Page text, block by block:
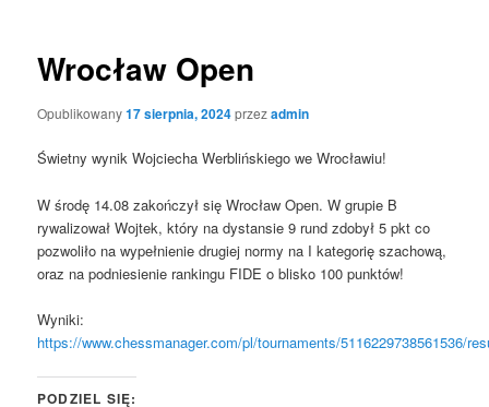
Wrocław Open
Opublikowany17 sierpnia, 2024przezadmin
Świetny wynik Wojciecha Werblińskiego we Wrocławiu!
W środę 14.08 zakończył się Wrocław Open. W grupie B
rywalizował Wojtek, który na dystansie 9 rund zdobył 5 pkt co
pozwoliło na wypełnienie drugiej normy na I kategorię szachową,
oraz na podniesienie rankingu FIDE o blisko 100 punktów!
Wyniki:
https://www.chessmanager.com/pl/tournaments/5116229738561536/
PODZIEL SIĘ: